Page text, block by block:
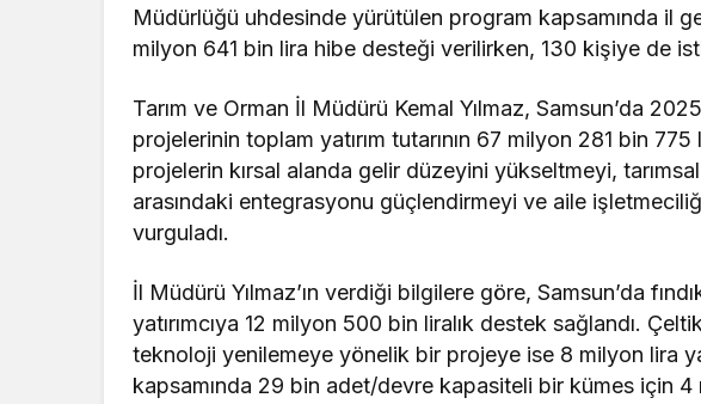
Müdürlüğü uhdesinde yürütülen program kapsamında il
milyon 641 bin lira hibe desteği verilirken, 130 kişiye de
Tarım ve Orman İl Müdürü Kemal Yılmaz, Samsun’da
projelerinin toplam yatırım tutarının 67 milyon 281 bin
projelerin kırsal alanda gelir düzeyini yükseltmeyi,
arasındaki entegrasyonu güçlendirmeyi ve aile
vurguladı.
İl Müdürü Yılmaz’ın verdiği bilgilere göre, Samsun’da
yatırımcıya 12 milyon 500 bin liralık destek sağlandı.
teknoloji yenilemeye yönelik bir projeye ise 8 milyon lira
kapsamında 29 bin adet/devre kapasiteli bir kümes için